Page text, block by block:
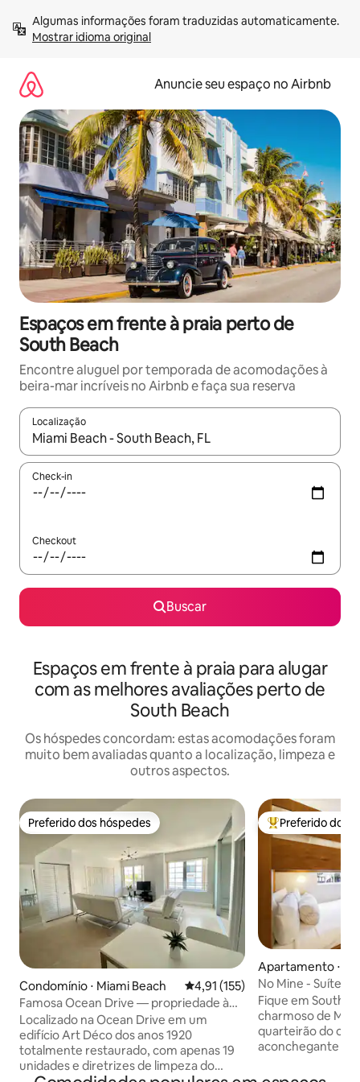
para
Mostrar idioma original
Anuncie seu espaço no Airbnb
Espaços em frente à praia perto de
South Beach
Encontre aluguel por temporada de acomodações à
beira-mar incríveis no Airbnb e faça sua reserva
Localização
Quando os resultados estiverem disponíveis, explore-os
Check-in
Checkout
Buscar
Espaços em frente à praia para alugar
com as melhores avaliações perto de
South Beach
Os hóspedes concordam: estas acomodações foram
muito bem avaliadas quanto a localização, limpeza e
outros aspectos.
Preferido dos hóspedes
Preferido dos hóspedes
Condomínio ⋅ Miami Beach 4,91 de uma avaliação média de
4,91 (155)
Famosa Ocean Drive — propriedade à
beira-mar
Localizado na Ocean Drive em um
edifício Art Déco dos anos 1920
totalmente restaurado, com apenas 19
unidades e diretrizes de limpeza do
Entre os
Preferido dos
Apartamento ⋅
No Mine - Suíte
Estacionamento
Fique em South
charmoso de
quarteirão do
aconchegante
Fi, guarda-roupa,